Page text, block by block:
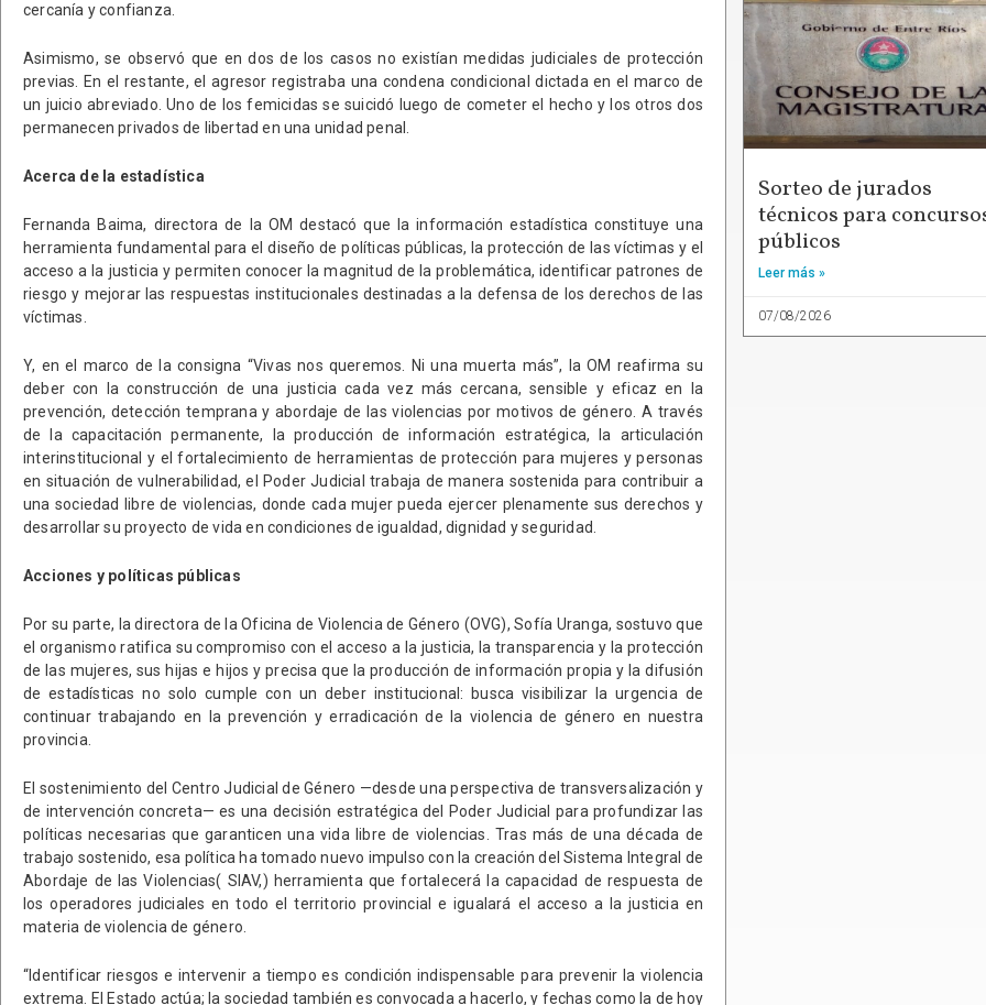
cercanía y confianza.
Asimismo, se observó que en dos de los casos no existían medidas judiciales de protección
previas. En el restante, el agresor registraba una condena condicional dictada en el marco de
un juicio abreviado. Uno de los femicidas se suicidó luego de cometer el hecho y los otros dos
permanecen privados de libertad en una unidad penal.
Acerca de la estadística
Fernanda Baima, directora de la OM destacó que la información estadística constituye una
herramienta fundamental para el diseño de políticas públicas, la protección de las víctimas y el
acceso a la justicia y permiten conocer la magnitud de la problemática, identificar patrones de
riesgo y mejorar las respuestas institucionales destinadas a la defensa de los derechos de las
víctimas.
Y, en el marco de la consigna “Vivas nos queremos. Ni una muerta más”, la OM reafirma su
deber con la construcción de una justicia cada vez más cercana, sensible y eficaz en la
prevención, detección temprana y abordaje de las violencias por motivos de género. A través
de la capacitación permanente, la producción de información estratégica, la articulación
interinstitucional y el fortalecimiento de herramientas de protección para mujeres y personas
en situación de vulnerabilidad, el Poder Judicial trabaja de manera sostenida para contribuir a
una sociedad libre de violencias, donde cada mujer pueda ejercer plenamente sus derechos y
desarrollar su proyecto de vida en condiciones de igualdad, dignidad y seguridad.
Acciones y políticas públicas
Por su parte, la directora de la Oficina de Violencia de Género (OVG), Sofía Uranga, sostuvo que
el organismo ratifica su compromiso con el acceso a la justicia, la transparencia y la protección
de las mujeres, sus hijas e hijos y precisa que la producción de información propia y la difusión
de estadísticas no solo cumple con un deber institucional: busca visibilizar la urgencia de
continuar trabajando en la prevención y erradicación de la violencia de género en nuestra
provincia.
El sostenimiento del Centro Judicial de Género —desde una perspectiva de transversalización y
de intervención concreta— es una decisión estratégica del Poder Judicial para profundizar las
políticas necesarias que garanticen una vida libre de violencias. Tras más de una década de
trabajo sostenido, esa política ha tomado nuevo impulso con la creación del Sistema Integral de
Abordaje de las Violencias( SIAV,) herramienta que fortalecerá la capacidad de respuesta de
los operadores judiciales en todo el territorio provincial e igualará el acceso a la justicia en
materia de violencia de género.
“Identificar riesgos e intervenir a tiempo es condición indispensable para prevenir la violencia
extrema. El Estado actúa; la sociedad también es convocada a hacerlo, y fechas como la de hoy
Sorteo de jurados
técnicos para
públicos
Leer más »
07/08/2026